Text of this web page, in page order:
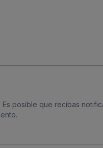
. Es posible que recibas